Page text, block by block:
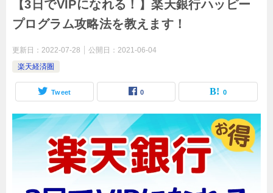
【3日でVIPになれる！】楽天銀行ハッピー
プログラム攻略法を教えます！
更新日： 2022-07-28 公開日： 2021-06-04
楽天経済圏
Tweet 0 0